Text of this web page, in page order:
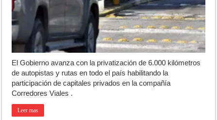
El Gobierno avanza con la privatización de 6.000 kilómetros
de autopistas y rutas en todo el país habilitando la
participación de capitales privados en la compañía
Corredores Viales .
Leer mas